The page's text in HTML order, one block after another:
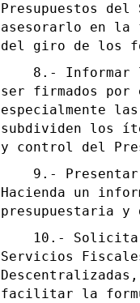
Presupuestos
asesorarlo en
del giro de los
8.- Informar
ser firmados por
especialmente
subdividen los
y control del
9.- Presentar
Hacienda un
presupuestaria y
10.- Solicitar
Servicios
facilitar la